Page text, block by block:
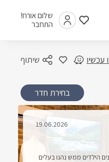
שלום אורח!
התחבר
שיתוף עכשיו
בחירת חדר
19.06.2026
הילדים ממש נהנו בעלים